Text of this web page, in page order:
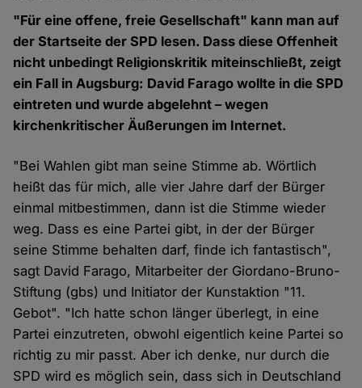
"Für eine offene, freie Gesellschaft" kann man auf
der Startseite der SPD lesen. Dass diese Offenheit
nicht unbedingt Religionskritik miteinschließt, zeigt
ein Fall in Augsburg: David Farago wollte in die SPD
eintreten und wurde abgelehnt – wegen
kirchenkritischer Äußerungen im Internet.
"Bei Wahlen gibt man seine Stimme ab. Wörtlich
heißt das für mich, alle vier Jahre darf der Bürger
einmal mitbestimmen, dann ist die Stimme wieder
weg. Dass es eine Partei gibt, in der der Bürger
seine Stimme behalten darf, finde ich fantastisch",
sagt David Farago, Mitarbeiter der Giordano-Bruno-
Stiftung (gbs) und Initiator der Kunstaktion "11.
Gebot". "Ich hatte schon länger überlegt, in eine
Partei einzutreten, obwohl eigentlich keine Partei so
richtig zu mir passt. Aber ich denke, nur durch die
SPD wird es möglich sein, dass sich in Deutschland